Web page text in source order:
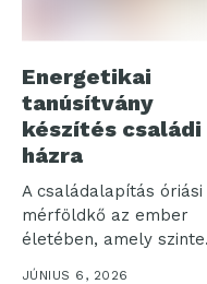
Energetikai
tanúsítvány
készítés családi
házra
A családalapítás óriási
mérföldkő az ember
életében, amely szinte
JÚNIUS 6, 2026